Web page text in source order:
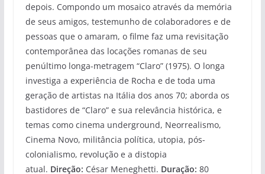
depois. Compondo um mosaico através da memória
de seus amigos, testemunho de colaboradores e de
pessoas que o amaram, o filme faz uma revisitação
contemporânea das locações romanas de seu
penúltimo longa-metragem “Claro” (1975). O longa
investiga a experiência de Rocha e de toda uma
geração de artistas na Itália dos anos 70; aborda os
bastidores de “Claro” e sua relevância histórica, e
temas como cinema underground, Neorrealismo,
Cinema Novo, militância política, utopia, pós-
colonialismo, revolução e a distopia
atual. Direção: César Meneghetti. Duração: 80